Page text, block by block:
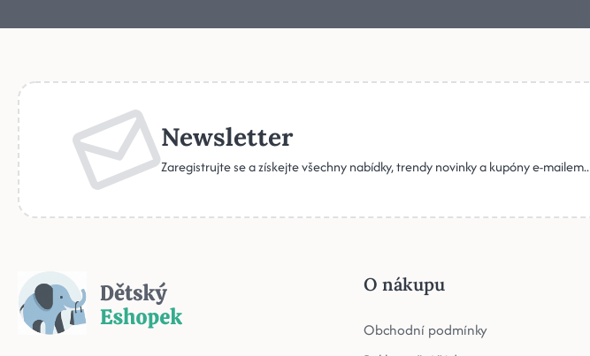
Newsletter
Zaregistrujte se a získejte všechny nabídky, trendy novinky a kupóny e-mailem..
O nákupu
Obchodní podmínky